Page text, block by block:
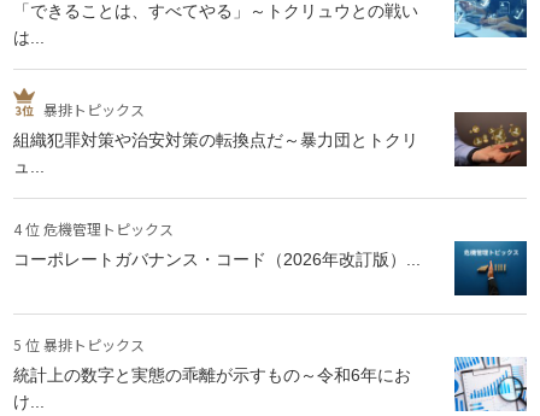
「できることは、すべてやる」～トクリュウとの戦い
は...
暴排トピックス
組織犯罪対策や治安対策の転換点だ～暴力団とトクリ
ュ...
4 位 危機管理トピックス
コーポレートガバナンス・コード（2026年改訂版）...
5 位 暴排トピックス
統計上の数字と実態の乖離が示すもの～令和6年にお
け...